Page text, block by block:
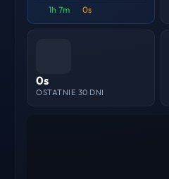
1h 7m 0s
0s
OSTATNIE 30 DNI